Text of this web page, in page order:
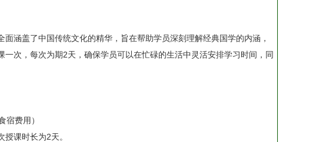
涵盖了中国传统文化的精华，旨在帮助学员深刻理解经典国学的内涵，
次，每次为期2天，确保学员可以在忙碌的生活中灵活安排学习时间，同
宿费用）
课时长为2天。